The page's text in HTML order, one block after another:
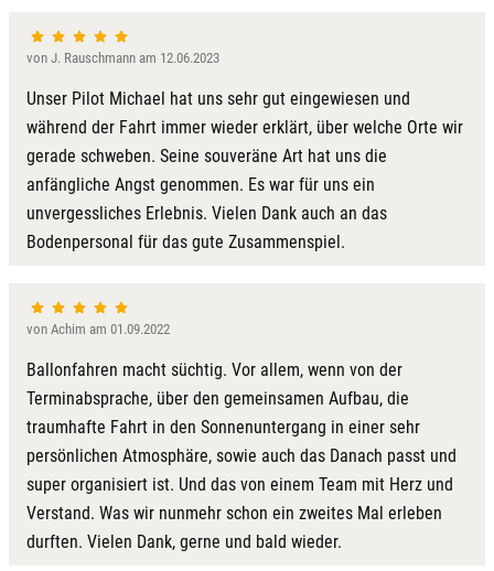
von J. Rauschmann am 12.06.2023
Unser Pilot Michael hat uns sehr gut eingewiesen und
während der Fahrt immer wieder erklärt, über welche Orte wir
gerade schweben. Seine souveräne Art hat uns die
anfängliche Angst genommen. Es war für uns ein
unvergessliches Erlebnis. Vielen Dank auch an das
Bodenpersonal für das gute Zusammenspiel.
von Achim am 01.09.2022
Ballonfahren macht süchtig. Vor allem, wenn von der
Terminabsprache, über den gemeinsamen Aufbau, die
traumhafte Fahrt in den Sonnenuntergang in einer sehr
persönlichen Atmosphäre, sowie auch das Danach passt und
super organisiert ist. Und das von einem Team mit Herz und
Verstand. Was wir nunmehr schon ein zweites Mal erleben
durften. Vielen Dank, gerne und bald wieder.
Kronach
Kulmbach
Köln
Landkreis Rostock
Langenselbold
Leipzig
Leutkirch